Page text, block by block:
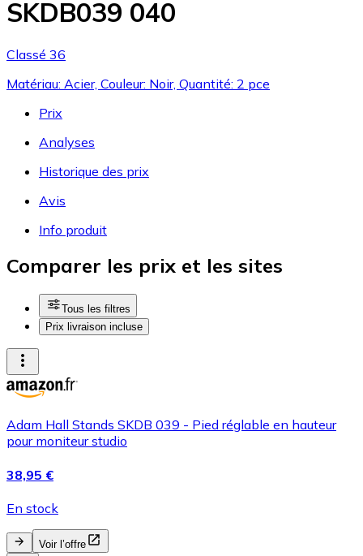
SKDB039 040
Classé 36
Matériau: Acier, Couleur: Noir, Quantité: 2 pce
Prix
Analyses
Historique des prix
Avis
Info produit
Comparer les prix et les sites
Tous les filtres
Prix livraison incluse
Adam Hall Stands SKDB 039 - Pied réglable en hauteur
pour moniteur studio
38,95 €
En stock
Voir l’offre